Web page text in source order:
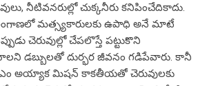
నీటివ‌న‌రుల్లో చుక్క‌నీరు క‌నిపించేదికాదు.
మ‌త్స్య‌కారుల‌కు ఉపాధి అనే మాటే
చెరువుల్లో చేప‌లొస్తే ప‌ట్టుకొని
డ‌బ్బుల‌తో దుర్భ‌ర జీవ‌నం గ‌డిపేవారు. కానీ
అయ్యాక మిష‌న్ కాక‌తీయ‌తో చెరువుల‌కు